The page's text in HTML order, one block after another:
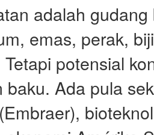
adalah
emas, perak,
potensial
baku. Ada pula